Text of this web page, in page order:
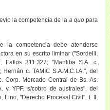
la competencia de la a quopara
la competencia debe atenderse
en su escrito liminar ("Sordelli,
Fallos 311:327; "Manliba S.A. c.
c. TAMIC S.A.M.C.I.A.", del
Corp. Mercado Central de Bs. As.
v. YPF. s/cobro de australes", del
Lino, "Derecho Procesal Civil", t. II,